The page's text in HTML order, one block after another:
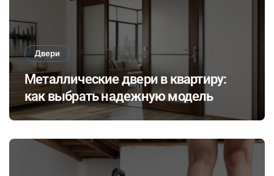
Двери
Металлические двери в квартиру:
как выбрать надежную модель